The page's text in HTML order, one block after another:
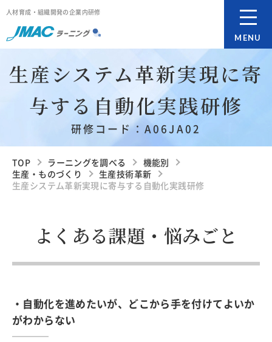
人材育成・組織開発の企業内研修
MENU
生産システム革新実現に寄
与する自動化実践研修
研修コード：A06JA02
TOP ラーニングを調べる
機能別
生産・ものづくり
生産技術革新
生産システム革新実現に寄与する自動化実践研修
よくある課題・悩みごと
・自動化を進めたいが、どこから手を付けてよいか
がわからない